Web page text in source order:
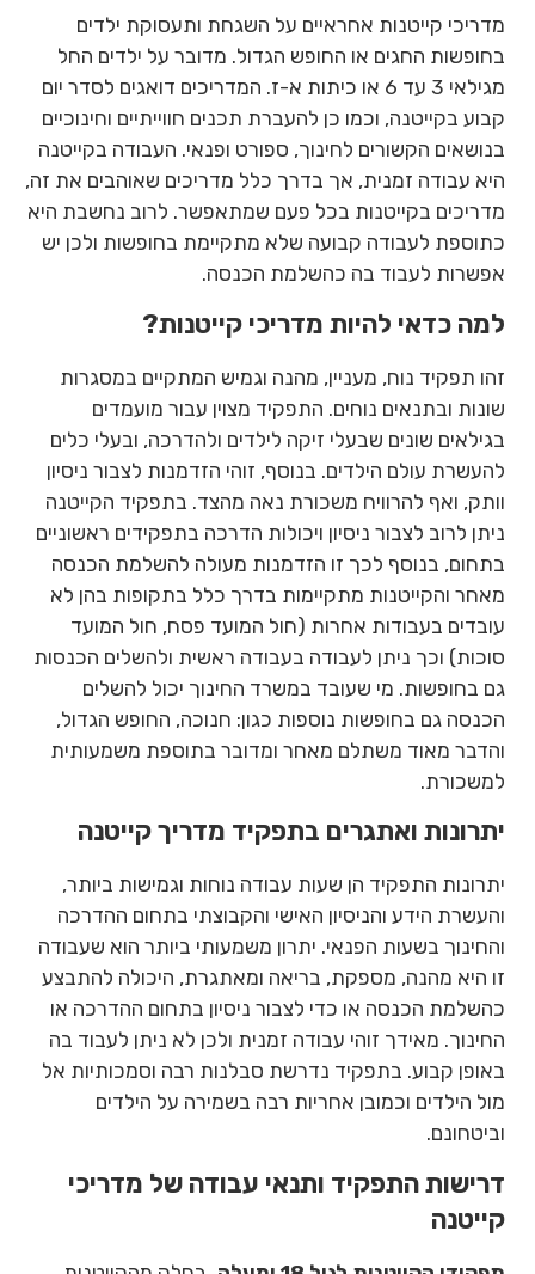
מדריכי קייטנות אחראיים על השגחת ותעסוקת ילדים
בחופשות החגים או החופש הגדול. מדובר על ילדים החל
מגילאי 3 עד 6 או כיתות א-ז. המדריכים דואגים לסדר יום
קבוע בקייטנה, וכמו כן להעברת תכנים חווייתיים וחינוכיים
בנושאים הקשורים לחינוך, ספורט ופנאי. העבודה בקייטנה
היא עבודה זמנית, אך בדרך כלל מדריכים שאוהבים את זה,
מדריכים בקייטנות בכל פעם שמתאפשר. לרוב נחשבת היא
כתוספת לעבודה קבועה שלא מתקיימת בחופשות ולכן יש
אפשרות לעבוד בה כהשלמת הכנסה.
למה כדאי להיות מדריכי קייטנות?
זהו תפקיד נוח, מעניין, מהנה וגמיש המתקיים במסגרות
שונות ובתנאים נוחים. התפקיד מצוין עבור מועמדים
בגילאים שונים שבעלי זיקה לילדים ולהדרכה, ובעלי כלים
להעשרת עולם הילדים. בנוסף, זוהי הזדמנות לצבור ניסיון
וותק, ואף להרוויח משכורת נאה מהצד. בתפקיד הקייטנה
ניתן לרוב לצבור ניסיון ויכולות הדרכה בתפקידים ראשוניים
בתחום, בנוסף לכך זו הזדמנות מעולה להשלמת הכנסה
מאחר והקייטנות מתקיימות בדרך כלל בתקופות בהן לא
עובדים בעבודות אחרות (חול המועד פסח, חול המועד
סוכות) וכך ניתן לעבודה בעבודה ראשית ולהשלים הכנסות
גם בחופשות. מי שעובד במשרד החינוך יכול להשלים
הכנסה גם בחופשות נוספות כגון: חנוכה, החופש הגדול,
והדבר מאוד משתלם מאחר ומדובר בתוספת משמעותית
למשכורת.
יתרונות ואתגרים בתפקיד מדריך קייטנה
יתרונות התפקיד הן שעות עבודה נוחות וגמישות ביותר,
והעשרת הידע והניסיון האישי והקבוצתי בתחום ההדרכה
והחינוך בשעות הפנאי. יתרון משמעותי ביותר הוא שעבודה
זו היא מהנה, מספקת, בריאה ומאתגרת, היכולה להתבצע
כהשלמת הכנסה או כדי לצבור ניסיון בתחום ההדרכה או
החינוך. מאידך זוהי עבודה זמנית ולכן לא ניתן לעבוד בה
באופן קבוע. בתפקיד נדרשת סבלנות רבה וסמכותיות אל
מול הילדים וכמובן אחריות רבה בשמירה על הילדים
וביטחונם.
דרישות התפקיד ותנאי עבודה של מדריכי
קייטנה